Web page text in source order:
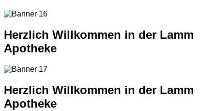
Herzlich Willkommen in der Lamm
Apotheke
Herzlich Willkommen in der Lamm
Apotheke